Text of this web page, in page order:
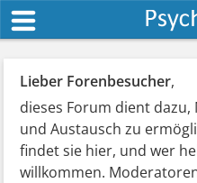
Lieber Forenbesucher,
dieses Forum dient
und Austausch zu
findet sie hier, und wer
willkommen.